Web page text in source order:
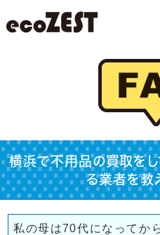
横浜で不用品の買取を
る業者を教
私の母は70代になってか